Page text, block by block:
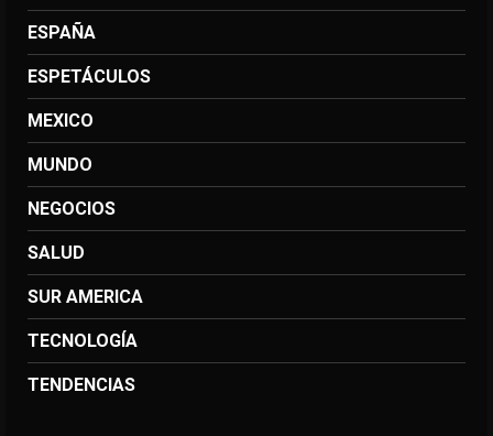
ESPAÑA
ESPETÁCULOS
MEXICO
MUNDO
NEGOCIOS
SALUD
SUR AMERICA
TECNOLOGÍA
TENDENCIAS